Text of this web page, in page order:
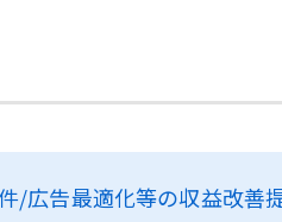
/広告最適化等の収益改善